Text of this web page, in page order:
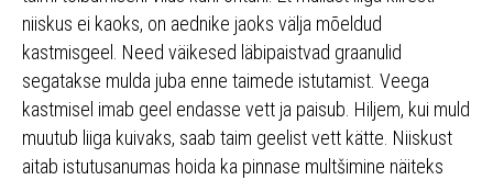
niiskus ei kaoks, on aednike jaoks välja mõeldud
kastmisgeel. Need väikesed läbipaistvad graanulid
segatakse mulda juba enne taimede istutamist. Veega
kastmisel imab geel endasse vett ja paisub. Hiljem, kui muld
muutub liiga kuivaks, saab taim geelist vett kätte. Niiskust
aitab istutusanumas hoida ka pinnase multšimine näiteks